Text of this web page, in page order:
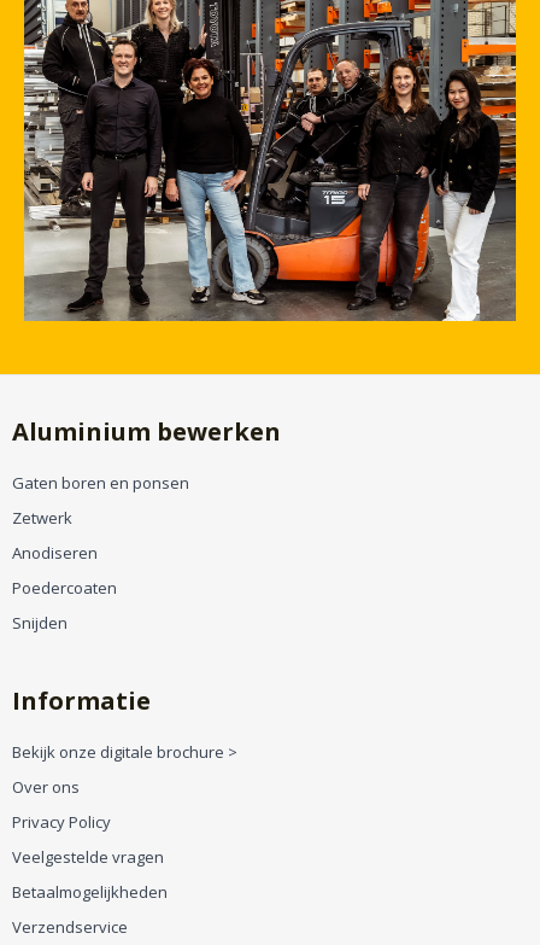
Aluminium bewerken
Gaten boren en ponsen
Zetwerk
Anodiseren
Poedercoaten
Snijden
Informatie
Bekijk onze digitale brochure >
Over ons
Privacy Policy
Veelgestelde vragen
Betaalmogelijkheden
Verzendservice